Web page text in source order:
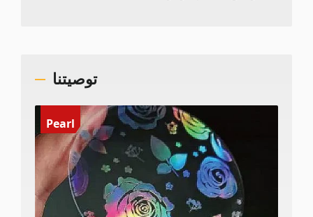
توصيتنا
Pearl